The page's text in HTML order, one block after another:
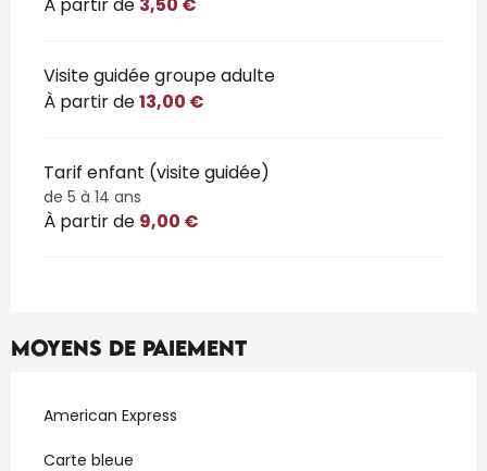
À partir de 3,50 €
Visite guidée groupe adulte
À partir de13,00 €
Tarif enfant (visite guidée)
de 5 à 14 ans
À partir de 9,00 €
Moyens de paiement
American Express
Carte bleue